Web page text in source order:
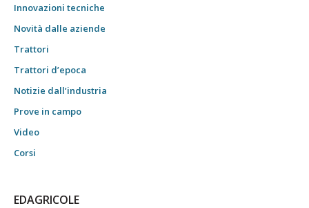
Innovazioni tecniche
Novità dalle aziende
Trattori
Trattori d’epoca
Notizie dall’industria
Prove in campo
Video
Corsi
EDAGRICOLE